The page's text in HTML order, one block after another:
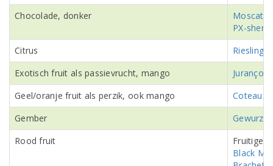
Chocolade, donker
Moscatel
PX-sherry
Citrus
Riesling
Exotisch fruit als passievrucht, mango
Jurançon
Geel/oranje fruit als perzik, ook mango
Coteaux
Gember
Rood fruit
Fruitige
Black